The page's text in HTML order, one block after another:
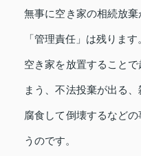
無事に空き家の相続放
「管理責任」は残ります
空き家を放置すること
まう、不法投棄が出る
腐食して倒壊するなど
うのです。